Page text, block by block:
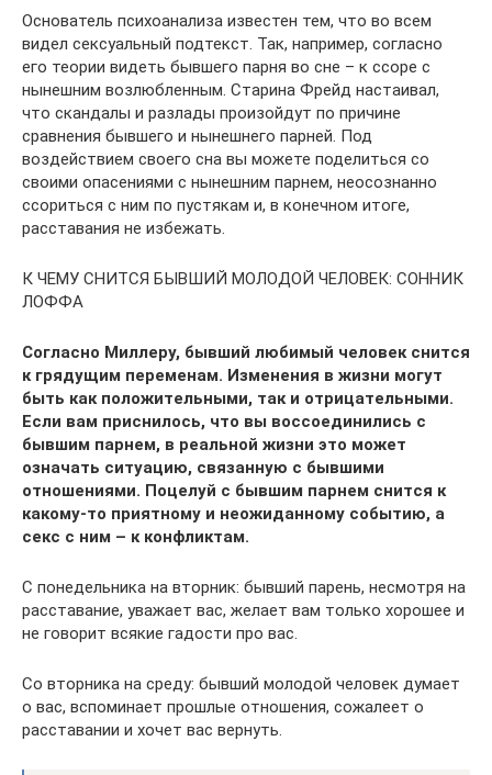
Основатель психоанализа известен тем, что во всем
видел сексуальный подтекст. Так, например, согласно
его теории видеть бывшего парня во сне – к ссоре с
нынешним возлюбленным. Старина Фрейд настаивал,
что скандалы и разлады произойдут по причине
сравнения бывшего и нынешнего парней. Под
воздействием своего сна вы можете поделиться со
своими опасениями с нынешним парнем, неосознанно
ссориться с ним по пустякам и, в конечном итоге,
расставания не избежать.
К ЧЕМУ СНИТСЯ БЫВШИЙ МОЛОДОЙ ЧЕЛОВЕК: СОННИК
ЛОФФА
Согласно Миллеру, бывший любимый человек снится
к грядущим переменам. Изменения в жизни могут
быть как положительными, так и отрицательными.
Если вам приснилось, что вы воссоединились с
бывшим парнем, в реальной жизни это может
означать ситуацию, связанную с бывшими
отношениями. Поцелуй с бывшим парнем снится к
какому-то приятному и неожиданному событию, а
секс с ним – к конфликтам.
С понедельника на вторник: бывший парень, несмотря на
расставание, уважает вас, желает вам только хорошее и
не говорит всякие гадости про вас.
Со вторника на среду: бывший молодой человек думает
о вас, вспоминает прошлые отношения, сожалеет о
расставании и хочет вас вернуть.